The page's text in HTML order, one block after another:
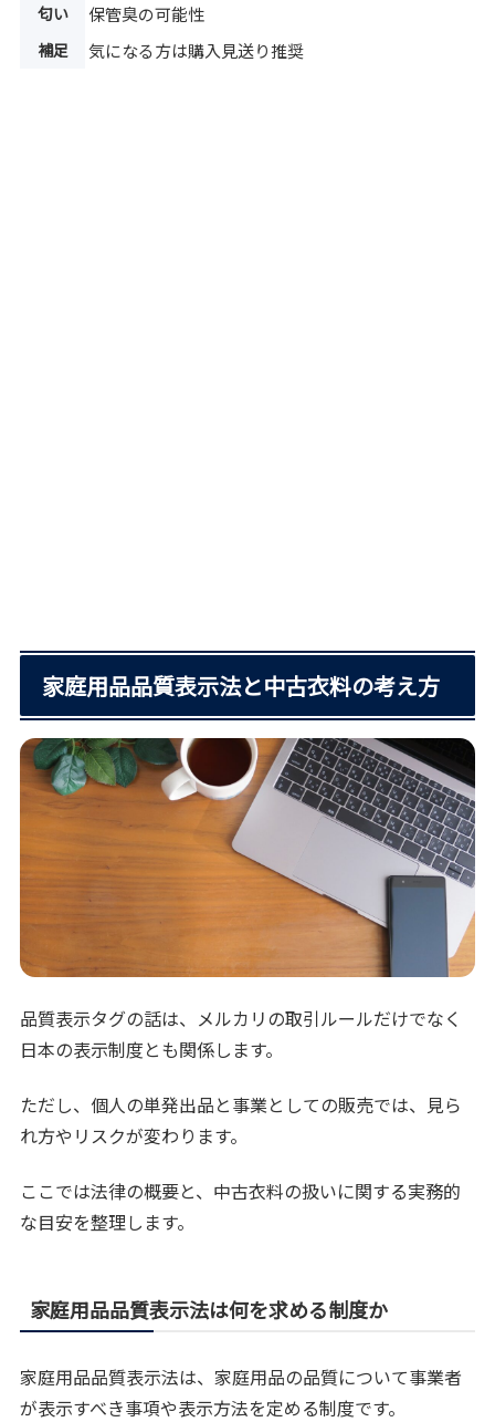
匂い 保管臭の可能性
補足 気になる方は購入見送り推奨
家庭用品品質表示法と中古衣料の考え方
品質表示タグの話は、メルカリの取引ルールだけでなく
日本の表示制度とも関係します。
ただし、個人の単発出品と事業としての販売では、見ら
れ方やリスクが変わります。
ここでは法律の概要と、中古衣料の扱いに関する実務的
な目安を整理します。
家庭用品品質表示法は何を求める制度か
家庭用品品質表示法は、家庭用品の品質について事業者
が表示すべき事項や表示方法を定める制度です。